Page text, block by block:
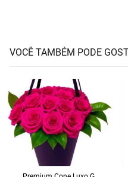
VOCÊ TAMBÉM PODE